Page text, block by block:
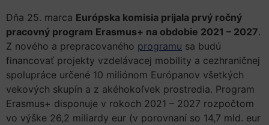
Dňa 25. marca Európska komisia prijala prvý ročný
pracovný program Erasmus+ na obdobie 2021 – 2027.
Z nového a prepracovaného programu sa budú
financovať projekty vzdelávacej mobility a cezhraničnej
spolupráce určené 10 miliónom Európanov všetkých
vekových skupín a z akéhokoľvek prostredia. Program
Erasmus+ disponuje v rokoch 2021 – 2027 rozpočtom
vo výške 26,2 miliardy eur (v porovnaní so 14,7 mld. eur